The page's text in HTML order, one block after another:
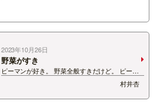
2023年10月26日
野菜がすき
ピーマンが好き。 野菜全般すきだけど。 ピーマ
ンを丸ごと焼いて 食べるのも好きなの。 種まで
全部たべちゃう。 ヘタだけ残すけど、 たっぷり
生姜をのせて食べるのだ！ 皿はお気に入りのゼル
村井杏